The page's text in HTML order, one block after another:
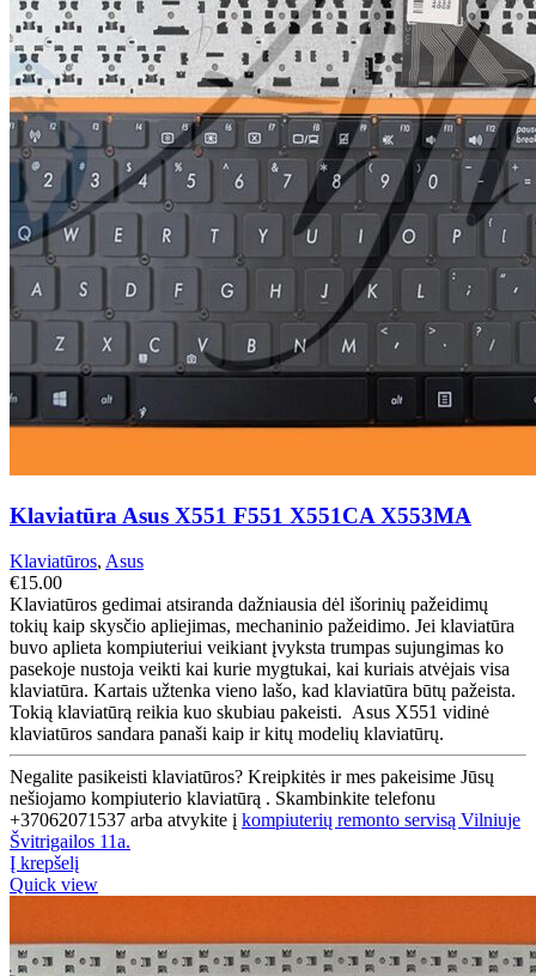
Klaviatūra Asus X551 F551 X551CA X553MA
Klaviatūros, Asus
€15.00
Klaviatūros gedimai atsiranda dažniausia dėl išorinių pažeidimų
tokių kaip skysčio apliejimas, mechaninio pažeidimo. Jei klaviatūra
buvo aplieta kompiuteriui veikiant įvyksta trumpas sujungimas ko
pasekoje nustoja veikti kai kurie mygtukai, kai kuriais atvėjais visa
klaviatūra. Kartais užtenka vieno lašo, kad klaviatūra būtų pažeista.
Tokią klaviatūrą reikia kuo skubiau pakeisti. Asus X551 vidinė
klaviatūros sandara panaši kaip ir kitų modelių klaviatūrų.
Negalite pasikeisti klaviatūros? Kreipkitės ir mes pakeisime Jūsų
nešiojamo kompiuterio klaviatūrą . Skambinkite telefonu
+37062071537 arba atvykite į kompiuterių remonto servisą Vilniuje
Švitrigailos 11a.
Į krepšelį
Quick view